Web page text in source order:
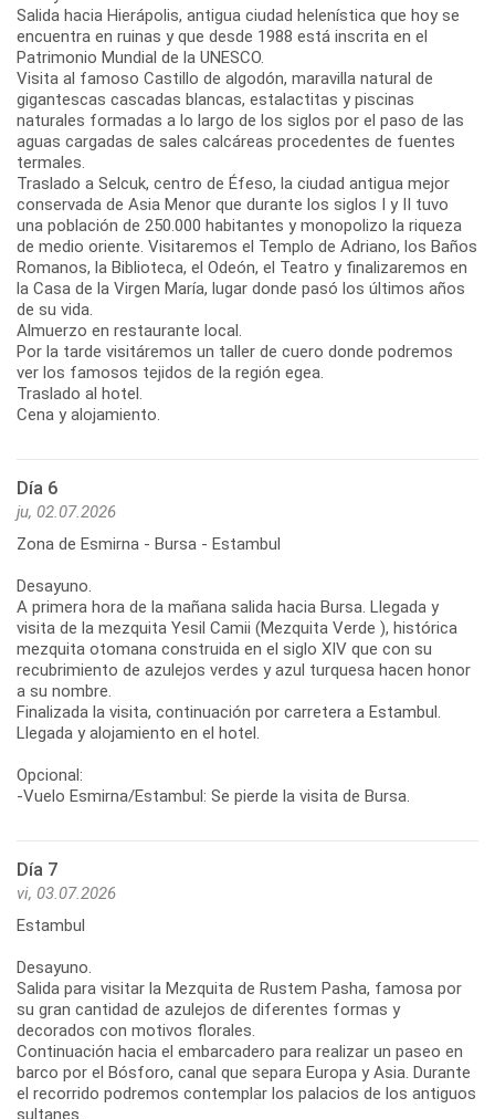
Salida hacia Hierápolis, antigua ciudad helenística que hoy se
encuentra en ruinas y que desde 1988 está inscrita en el
Patrimonio Mundial de la UNESCO.
Visita al famoso Castillo de algodón, maravilla natural de
gigantescas cascadas blancas, estalactitas y piscinas
naturales formadas a lo largo de los siglos por el paso de las
aguas cargadas de sales calcáreas procedentes de fuentes
termales.
Traslado a Selcuk, centro de Éfeso, la ciudad antigua mejor
conservada de Asia Menor que durante los siglos I y II tuvo
una población de 250.000 habitantes y monopolizo la riqueza
de medio oriente. Visitaremos el Templo de Adriano, los Baños
Romanos, la Biblioteca, el Odeón, el Teatro y finalizaremos en
la Casa de la Virgen María, lugar donde pasó los últimos años
de su vida.
Almuerzo en restaurante local.
Por la tarde visitáremos un taller de cuero donde podremos
ver los famosos tejidos de la región egea.
Traslado al hotel.
Cena y alojamiento.
Día 6
ju, 02.07.2026
Zona de Esmirna - Bursa - Estambul
Desayuno.
A primera hora de la mañana salida hacia Bursa. Llegada y
visita de la mezquita Yesil Camii (Mezquita Verde ), histórica
mezquita otomana construida en el siglo XIV que con su
recubrimiento de azulejos verdes y azul turquesa hacen honor
a su nombre.
Finalizada la visita, continuación por carretera a Estambul.
Llegada y alojamiento en el hotel.
Opcional:
-Vuelo Esmirna/Estambul: Se pierde la visita de Bursa.
Día 7
vi, 03.07.2026
Estambul
Desayuno.
Salida para visitar la Mezquita de Rustem Pasha, famosa por
su gran cantidad de azulejos de diferentes formas y
decorados con motivos florales.
Continuación hacia el embarcadero para realizar un paseo en
barco por el Bósforo, canal que separa Europa y Asia. Durante
el recorrido podremos contemplar los palacios de los antiguos
sultanes.